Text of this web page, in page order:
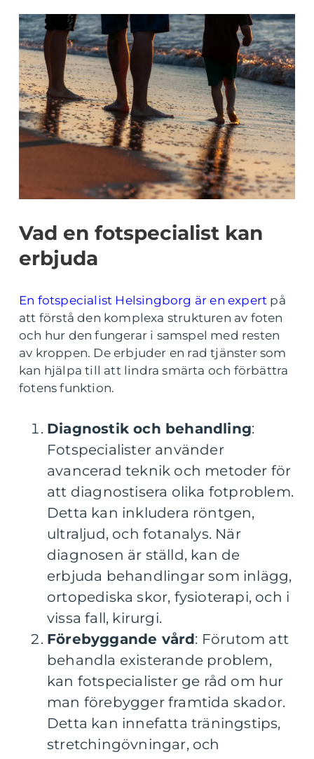
Vad en fotspecialist kan
erbjuda
En fotspecialist Helsingborg är en expert på
att förstå den komplexa strukturen av foten
och hur den fungerar i samspel med resten
av kroppen. De erbjuder en rad tjänster som
kan hjälpa till att lindra smärta och förbättra
fotens funktion.
Diagnostik och behandling:
Fotspecialister använder
avancerad teknik och metoder för
att diagnostisera olika fotproblem.
Detta kan inkludera röntgen,
ultraljud, och fotanalys. När
diagnosen är ställd, kan de
erbjuda behandlingar som inlägg,
ortopediska skor, fysioterapi, och i
vissa fall, kirurgi.
Förebyggande vård: Förutom att
behandla existerande problem,
kan fotspecialister ge råd om hur
man förebygger framtida skador.
Detta kan innefatta träningstips,
stretchingövningar, och